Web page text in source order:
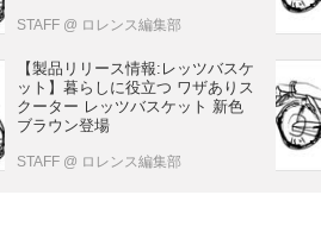
STAFF @ ロレンス編集部
【製品リリース情報:レッツバスケ
ット】暮らしに役立つ ワザありス
クーター レッツバスケット 新色
ブラウン登場
STAFF @ ロレンス編集部